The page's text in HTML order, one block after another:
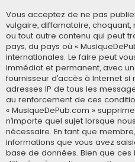
Vous acceptez de ne pas
vulgaire, diffamatoire,
ou tout autre contenu qui peut
pays, du pays où «
internationales. Le faire peut
immédiat et permanent, avec
fournisseur d’accès à Internet
adresses IP de tous les
au renforcement de ces
« MusiqueDePub.com »
n’importe quel sujet lorsque
nécessaire. En tant que
informations que vous avez
base de données. Bien que